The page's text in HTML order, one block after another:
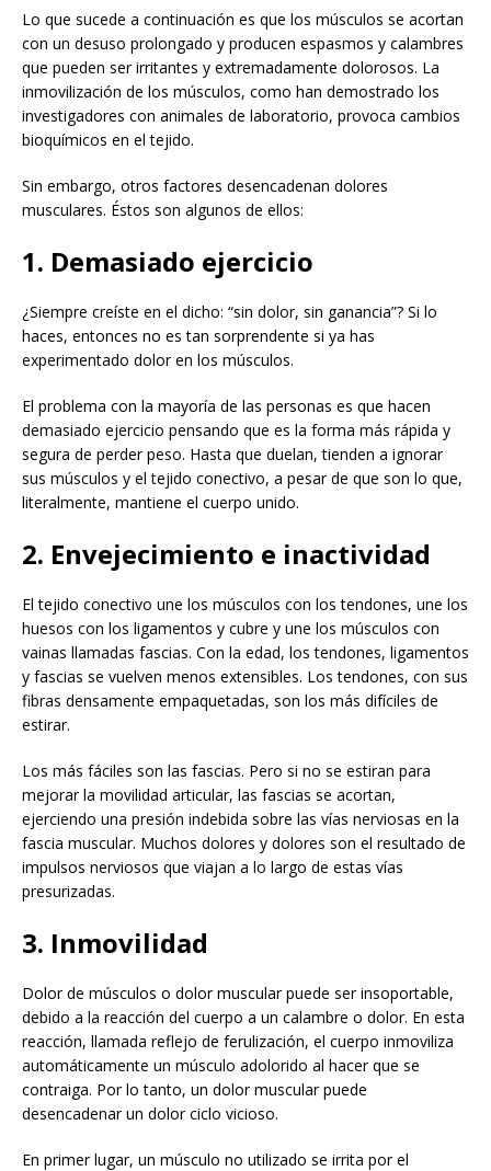
Lo que sucede a continuación es que los músculos se acortan
con un desuso prolongado y producen espasmos y calambres
que pueden ser irritantes y extremadamente dolorosos. La
inmovilización de los músculos, como han demostrado los
investigadores con animales de laboratorio, provoca cambios
bioquímicos en el tejido.
Sin embargo, otros factores desencadenan dolores
musculares. Éstos son algunos de ellos:
1. Demasiado ejercicio
¿Siempre creíste en el dicho: “sin dolor, sin ganancia”? Si lo
haces, entonces no es tan sorprendente si ya has
experimentado dolor en los músculos.
El problema con la mayoría de las personas es que hacen
demasiado ejercicio pensando que es la forma más rápida y
segura de perder peso. Hasta que duelan, tienden a ignorar
sus músculos y el tejido conectivo, a pesar de que son lo que,
literalmente, mantiene el cuerpo unido.
2. Envejecimiento e inactividad
El tejido conectivo une los músculos con los tendones, une los
huesos con los ligamentos y cubre y une los músculos con
vainas llamadas fascias. Con la edad, los tendones, ligamentos
y fascias se vuelven menos extensibles. Los tendones, con sus
fibras densamente empaquetadas, son los más difíciles de
estirar.
Los más fáciles son las fascias. Pero si no se estiran para
mejorar la movilidad articular, las fascias se acortan,
ejerciendo una presión indebida sobre las vías nerviosas en la
fascia muscular. Muchos dolores y dolores son el resultado de
impulsos nerviosos que viajan a lo largo de estas vías
presurizadas.
3. Inmovilidad
Dolor de músculos o dolor muscular puede ser insoportable,
debido a la reacción del cuerpo a un calambre o dolor. En esta
reacción, llamada reflejo de ferulización, el cuerpo inmoviliza
automáticamente un músculo adolorido al hacer que se
contraiga. Por lo tanto, un dolor muscular puede
desencadenar un dolor ciclo vicioso.
En primer lugar, un músculo no utilizado se irrita por el